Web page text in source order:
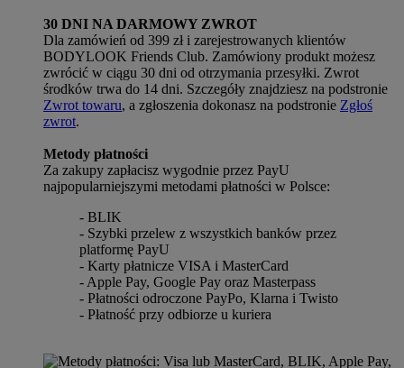
30 DNI NA DARMOWY ZWROT
Dla zamówień od 399 zł i zarejestrowanych klientów
BODYLOOK Friends Club. Zamówiony produkt możesz
zwrócić w ciągu 30 dni od otrzymania przesyłki. Zwrot
środków trwa do 14 dni. Szczegóły znajdziesz na podstronie
Zwrot towaru, a zgłoszenia dokonasz na podstronie Zgłoś
zwrot.
Metody płatności
Za zakupy zapłacisz wygodnie przez PayU
najpopularniejszymi metodami płatności w Polsce:
- BLIK
- Szybki przelew z wszystkich banków przez
platformę PayU
- Karty płatnicze VISA i MasterCard
- Apple Pay, Google Pay oraz Masterpass
- Płatności odroczone PayPo, Klarna i Twisto
- Płatność przy odbiorze u kuriera